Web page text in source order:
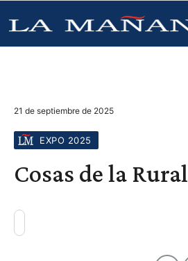
21 de septiembre de 2025
EXPO 2025
Cosas de la Rural